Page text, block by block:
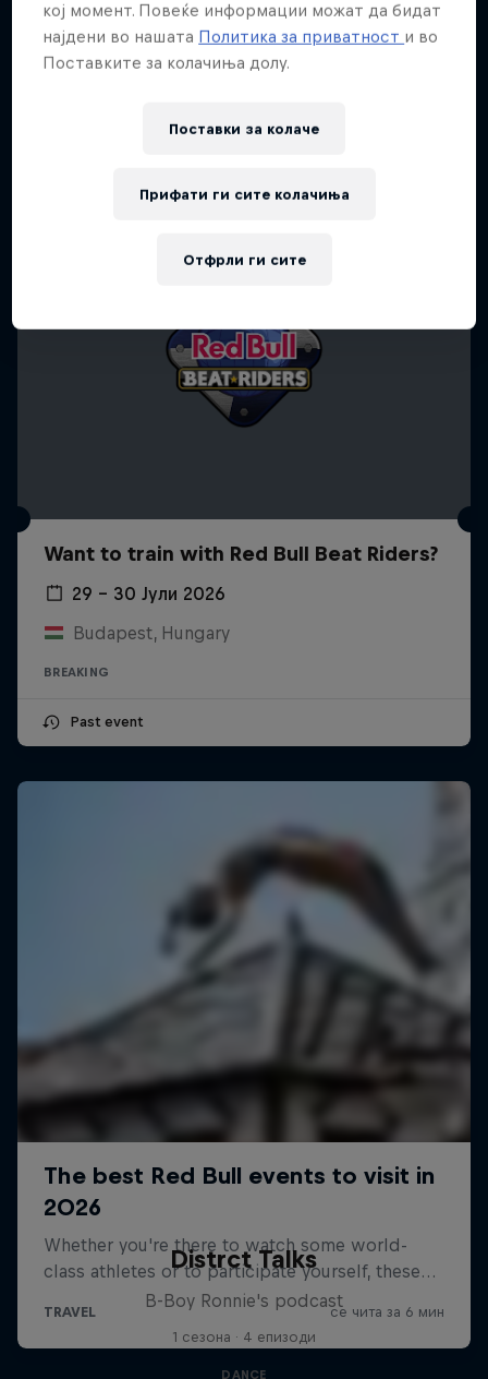
Повеќе слична содржина
Red Bull Dance Your Style
1 сезона · 4 епизоди
Desi Breaks
DANCE
Want to train with Red Bull Beat Riders?
29 – 30 Јули 2026
Budapest, Hungary
BREAKING
Past event
Distrct Talks
B-Boy Ronnie's podcast
1 сезона · 4 епизоди
DANCE
кој момент. Повеќе информации можат да бидат
најдени во нашата Политика за приватност и во
Поставките за колачиња долу.
Поставки за колачe
Отфрли ги сите
Прифати ги сите колачиња